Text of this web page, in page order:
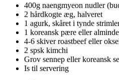
400g naengmyeon nudler
2 hårdkogte æg, halveret
1 agurk, skåret i tynde
1 koreansk pære eller
4-6 skiver roastbeef eller
2 spsk kimchi
Grov sennep eller koreansk
Is til servering